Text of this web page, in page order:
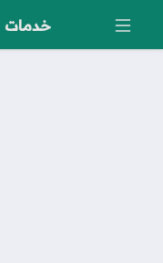
خدمات